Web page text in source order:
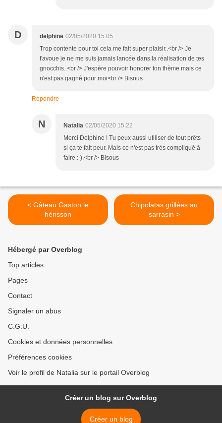
D delphine 02/05/2020 15:05
Trop contente pour toi cela me fait super plaisir..<br /> Je
t'avoue je ne me suis jamais lancée dans la réalisation de tes
gnocchis..<br /> J'espère pouvoir honorer ton thème mais ce
n'est pas gagné pour moi<br /> Bisous
Répondre
N Natalia 02/05/2020 15:22
Merci Delphine ! Tu peux aussi utiliser de tout prêts
si ça te fait peur. Mais ce n'est pas très compliqué à
faire :-).<br /> Bisous
< Gâteau Gaston le
hérisson
Chipolatas grillées au
sarrasin >
Hébergé par Overblog
Top articles
Pages
Contact
Signaler un abus
C.G.U.
Cookies et données personnelles
Préférences cookies
Voir le profil de Natalia sur le portail Overblog
Créer un blog sur Overblog
Créer un blog